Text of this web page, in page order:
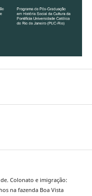
Colonato e imigração:
na fazenda Boa Vista